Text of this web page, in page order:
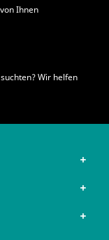
Ihnen
Wir helfen